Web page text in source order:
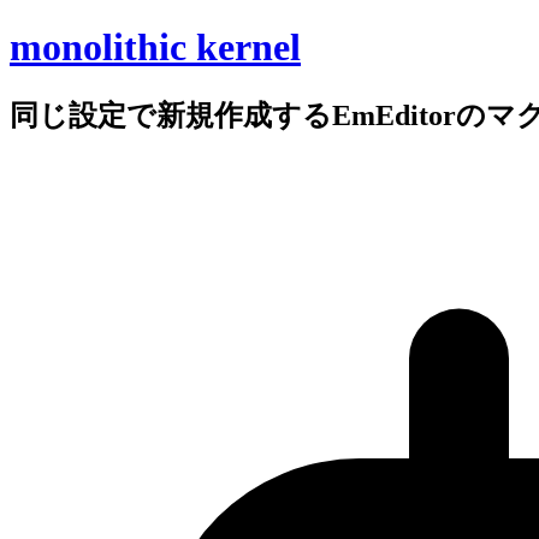
monolithic kernel
同じ設定で新規作成するEmEditorのマ